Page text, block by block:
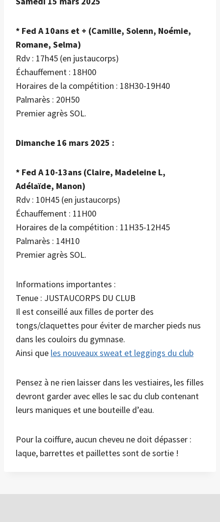
* Fed A 10ans et + (Camille, Solenn, Noémie,
Romane, Selma)
Rdv : 17h45 (en justaucorps)
Échauffement : 18H00
Horaires de la compétition : 18H30-19H40
Palmarès : 20H50
Premier agrès SOL.
Dimanche 16 mars 2025 :
* Fed A 10-13ans (Claire, Madeleine L,
Adélaïde, Manon)
Rdv : 10H45 (en justaucorps)
Échauffement : 11H00
Horaires de la compétition : 11H35-12H45
Palmarès : 14H10
Premier agrès SOL.
Informations importantes :
Tenue : JUSTAUCORPS DU CLUB
Il est conseillé aux filles de porter des
tongs/claquettes pour éviter de marcher pieds nus
dans les couloirs du gymnase.
Ainsi que les nouveaux sweat et leggings du club
Pensez à ne rien laisser dans les vestiaires, les filles
devront garder avec elles le sac du club contenant
leurs maniques et une bouteille d’eau.
Pour la coiffure, aucun cheveu ne doit dépasser :
laque, barrettes et paillettes sont de sortie !